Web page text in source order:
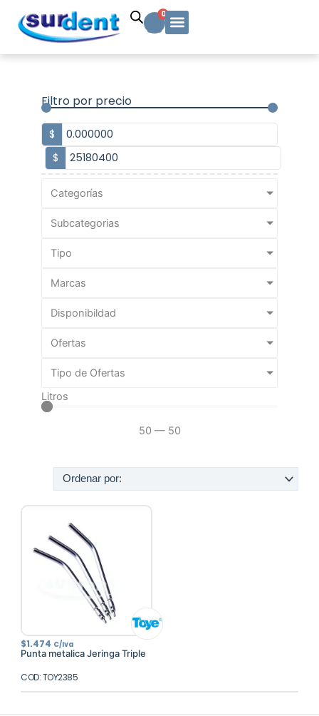
contenido
0
Carrito
Filtro por precio
$
$
Categorías
Subcategorias
Tipo
Marcas
Disponibildad
Ofertas
Tipo de Ofertas
Litros
50 — 50
$1.474 C/Iva
Punta metalica Jeringa Triple
COD: TOY2385